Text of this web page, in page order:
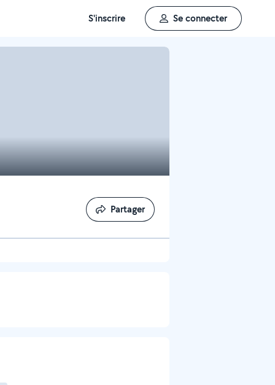
S'inscrire Se connecter
Partager
Partager